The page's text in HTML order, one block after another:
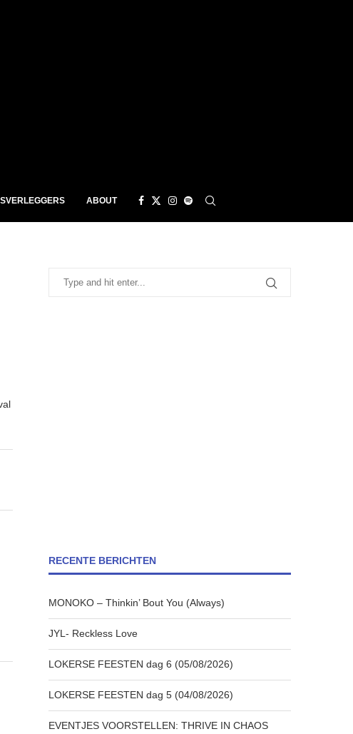
ABOUT
RECENTE BERICHTEN
MONOKO – Thinkin’ Bout You (Always)
JYL- Reckless Love
LOKERSE FEESTEN dag 6 (05/08/2026)
LOKERSE FEESTEN dag 5 (04/08/2026)
EVENTJES VOORSTELLEN: THRIVE IN CHAOS